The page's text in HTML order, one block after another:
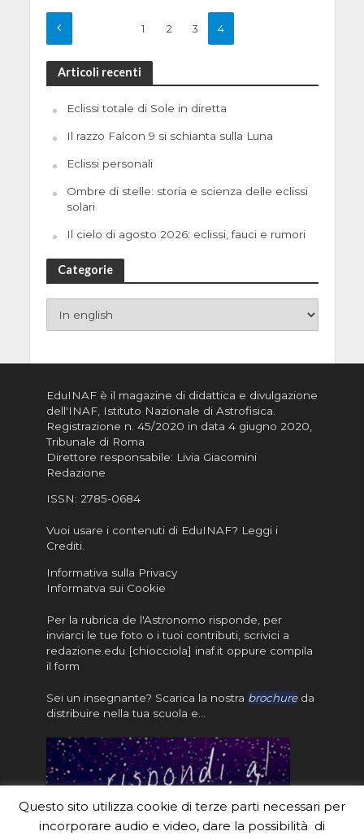
1 2 3 4
Articoli recenti
Eclissi totale di Sole in diretta
Il razzo Falcon 9 si schianta sulla Luna
Eclissi personali
Ombre di stelle: storia e scienza delle eclissi
solari
Il cielo di agosto 2026: eclissi, fauci e rumori
Categorie
EduINAF è il magazine di didattica e divulgazione
dell'INAF, Istituto Nazionale di Astrofisica
Registrazione n. 45/2020 in data 4 giugno 2020,
Tribunale di Roma
Direttore responsabile: Livia Giacomini
Redazione
ISSN: 2785-0684
Vuoi usare i contenuti di EduINAF? Leggi i
Crediti.
Informativa sulla Privacy
Informatva sui Cookie
Per la rubrica de l'Astronomo risponde, per
inviarci le tue foto o i tuoi contributi, scrivici a
redazione.edu [chiocciola] inaf.it oppure compila
il form
Sei un insegnante? Scarica la nostra brochureda
distribuire nella tua scuola e…
Questo sito utilizza cookie di terze parti necessari per
incorporare audio e video, dare la possibilità di